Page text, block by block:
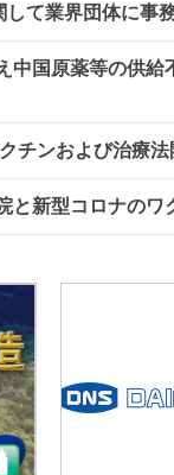
して業界団体に
中国原薬等の供
チンおよび治療
と新型コロナの